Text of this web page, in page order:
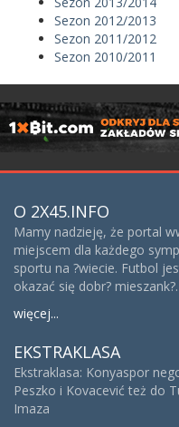
Sezon 2012/2013
Sezon 2011/2012
Sezon 2010/2011
O 2X45.INFO
Mamy nadzieję, że portal
miejscem dla każdego
sportu na ?wiecie. Futbol
okazać się dobr?
więcej...
EKSTRAKLASA
Ekstraklasa: Konyaspor
Peszko i Kovacević też do
Imaza